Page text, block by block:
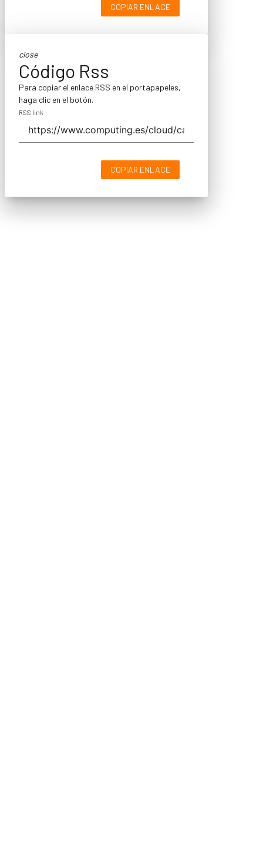
COPIAR ENLACE
close
Código Rss
Para copiar el enlace RSS en el portapapeles,
haga clic en el botón.
RSS link
COPIAR ENLACE